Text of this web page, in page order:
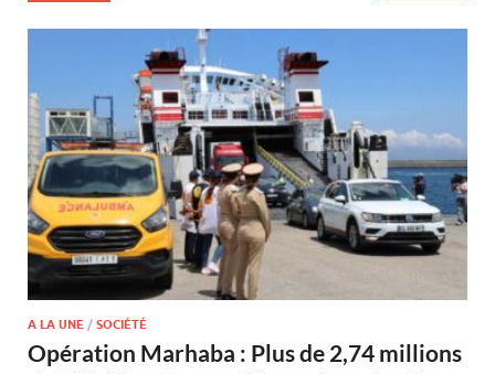
A LA UNE / SOCIÉTÉ
Opération Marhaba : Plus de 2,74 millions